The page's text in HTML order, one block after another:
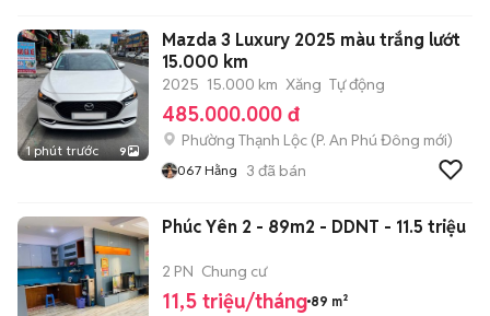
1 phút trước 9
Mazda 3 Luxury 2025 màu trắng lướt
15.000 km
2025 15.000 km Xăng Tự động
485.000.000 đ
Phường Thạnh Lộc (P. An Phú Đông mới)
067 Hằng 3 đã bán
Phúc Yên 2 - 89m2 - DDNT - 11.5 triệu
2 PN Chung cư
11,5 triệu/tháng 89 m²